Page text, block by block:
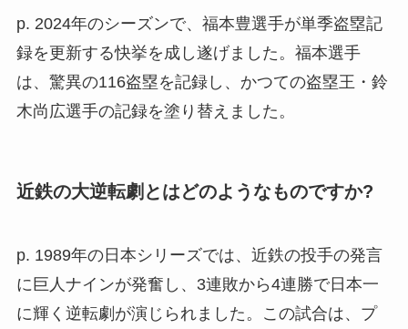
p. 2024年のシーズンで、福本豊選手が単季盗塁記
録を更新する快挙を成し遂げました。福本選手
は、驚異の116盗塁を記録し、かつての盗塁王・鈴
木尚広選手の記録を塗り替えました。
近鉄の大逆転劇とはどのようなものですか?
p. 1989年の日本シリーズでは、近鉄の投手の発言
に巨人ナインが発奮し、3連敗から4連勝で日本一
に輝く逆転劇が演じられました。この試合は、プ